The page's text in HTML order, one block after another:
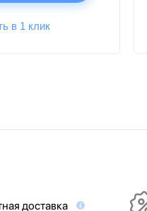
в 1 клик
доставка